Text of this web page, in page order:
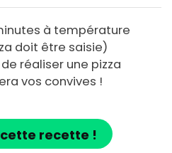
à température
doit être saisie)
réaliser une pizza
vos convives !
recette !